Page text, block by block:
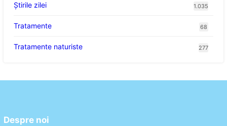
Știrile zilei 1.035
Tratamente 68
Tratamente naturiste 277
Despre noi